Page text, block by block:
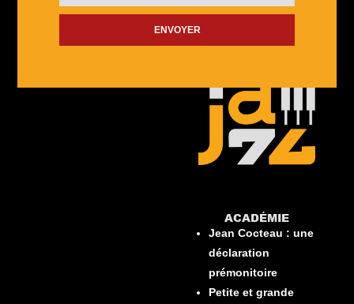
ENVOYER
ACADÉMIE​
Jean Cocteau : une
déclaration
prémonitoire
Petite et grande